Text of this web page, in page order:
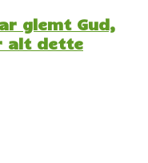
glemt Gud,
alt dette